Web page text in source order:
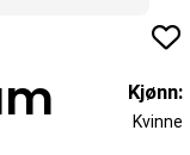
Kjønn:
Kvinne